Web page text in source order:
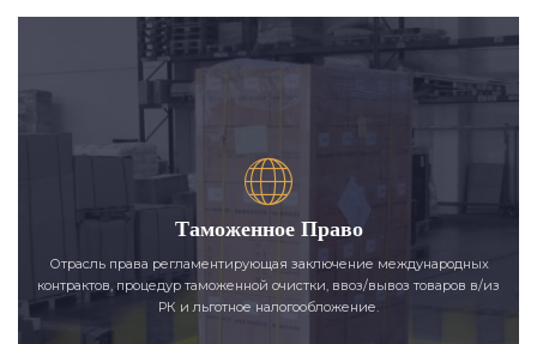
Таможенное Право
Отрасль права регламентирующая заключение международных
контрактов, процедур таможенной очистки, ввоз/вывоз товаров в/из
РК и льготное налогообложение.